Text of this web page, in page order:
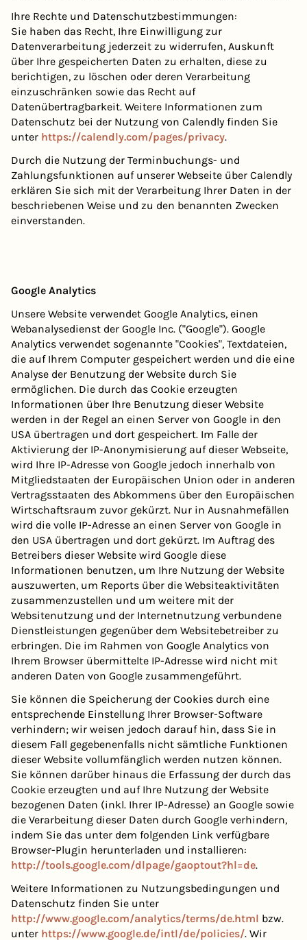
Ihre Rechte und Datenschutzbestimmungen:
Sie haben das Recht, Ihre Einwilligung zur
Datenverarbeitung jederzeit zu widerrufen, Auskunft
über Ihre gespeicherten Daten zu erhalten, diese zu
berichtigen, zu löschen oder deren Verarbeitung
einzuschränken sowie das Recht auf
Datenübertragbarkeit. Weitere Informationen zum
Datenschutz bei der Nutzung von Calendly finden Sie
unter https://calendly.com/pages/privacy.
Durch die Nutzung der Terminbuchungs- und
Zahlungsfunktionen auf unserer Webseite über Calendly
erklären Sie sich mit der Verarbeitung Ihrer Daten in der
beschriebenen Weise und zu den benannten Zwecken
einverstanden.
Google Analytics
Unsere Website verwendet Google Analytics, einen
Webanalysedienst der Google Inc. ("Google"). Google
Analytics verwendet sogenannte "Cookies", Textdateien,
die auf Ihrem Computer gespeichert werden und die eine
Analyse der Benutzung der Website durch Sie
ermöglichen. Die durch das Cookie erzeugten
Informationen über Ihre Benutzung dieser Website
werden in der Regel an einen Server von Google in den
USA übertragen und dort gespeichert. Im Falle der
Aktivierung der IP-Anonymisierung auf dieser Webseite,
wird Ihre IP-Adresse von Google jedoch innerhalb von
Mitgliedstaaten der Europäischen Union oder in anderen
Vertragsstaaten des Abkommens über den Europäischen
Wirtschaftsraum zuvor gekürzt. Nur in Ausnahmefällen
wird die volle IP-Adresse an einen Server von Google in
den USA übertragen und dort gekürzt. Im Auftrag des
Betreibers dieser Website wird Google diese
Informationen benutzen, um Ihre Nutzung der Website
auszuwerten, um Reports über die Websiteaktivitäten
zusammenzustellen und um weitere mit der
Websitenutzung und der Internetnutzung verbundene
Dienstleistungen gegenüber dem Websitebetreiber zu
erbringen. Die im Rahmen von Google Analytics von
Ihrem Browser übermittelte IP-Adresse wird nicht mit
anderen Daten von Google zusammengeführt.
Sie können die Speicherung der Cookies durch eine
entsprechende Einstellung Ihrer Browser-Software
verhindern; wir weisen jedoch darauf hin, dass Sie in
diesem Fall gegebenenfalls nicht sämtliche Funktionen
dieser Website vollumfänglich werden nutzen können.
Sie können darüber hinaus die Erfassung der durch das
Cookie erzeugten und auf Ihre Nutzung der Website
bezogenen Daten (inkl. Ihrer IP-Adresse) an Google sowie
die Verarbeitung dieser Daten durch Google verhindern,
indem Sie das unter dem folgenden Link verfügbare
Browser-Plugin herunterladen und installieren:
http://tools.google.com/dlpage/gaoptout?hl=de.
Weitere Informationen zu Nutzungsbedingungen und
Datenschutz finden Sie unter
http://www.google.com/analytics/terms/de.html bzw.
unter https://www.google.de/intl/de/policies/. Wir